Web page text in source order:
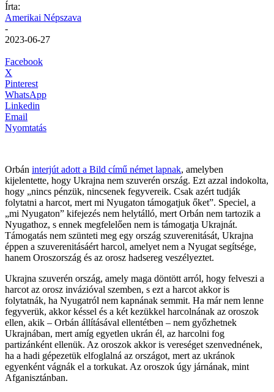
Írta:
Amerikai Népszava
-
2023-06-27
Facebook
X
Pinterest
WhatsApp
Linkedin
Email
Nyomtatás
Orbán interjút adott a Bild című német lapnak, amelyben
kijelentette, hogy Ukrajna nem szuverén ország. Ezt azzal indokolta,
hogy „nincs pénzük, nincsenek fegyvereik. Csak azért tudják
folytatni a harcot, mert mi Nyugaton támogatjuk őket”. Speciel, a
„mi Nyugaton” kifejezés nem helytálló, mert Orbán nem tartozik a
Nyugathoz, s ennek megfelelően nem is támogatja Ukrajnát.
Támogatás nem szünteti meg egy ország szuverenitását, Ukrajna
éppen a szuverenitásáért harcol, amelyet nem a Nyugat segítsége,
hanem Oroszország és az orosz hadsereg veszélyeztet.
Ukrajna szuverén ország, amely maga döntött arról, hogy felveszi a
harcot az orosz invázióval szemben, s ezt a harcot akkor is
folytatnák, ha Nyugatról nem kapnának semmit. Ha már nem lenne
fegyverük, akkor késsel és a két kezükkel harcolnának az oroszok
ellen, akik – Orbán állításával ellentétben – nem győzhetnek
Ukrajnában, mert amíg egyetlen ukrán él, az harcolni fog
partizánként ellenük. Az oroszok akkor is vereséget szenvednének,
ha a hadi gépezetük elfoglalná az országot, mert az ukránok
egyenként vágnák el a torkukat. Az oroszok úgy járnának, mint
Afganisztánban.